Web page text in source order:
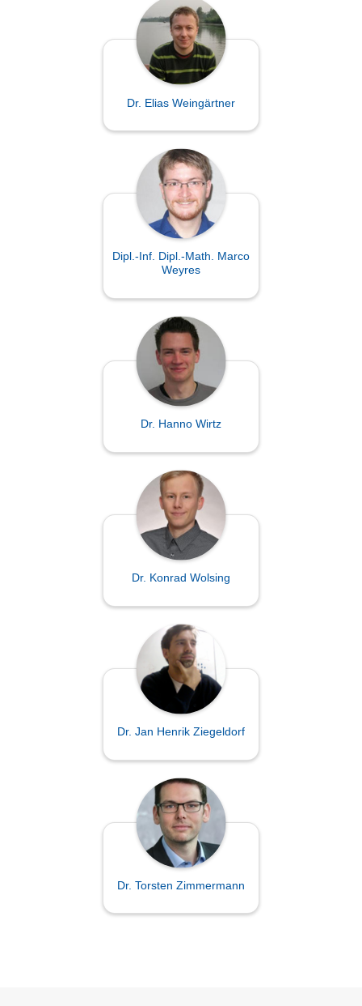
Dr. Elias Weingärtner
Dipl.-Inf. Dipl.-Math. Marco
Weyres
Dr. Hanno Wirtz
Dr. Konrad Wolsing
Dr. Jan Henrik Ziegeldorf
Dr. Torsten Zimmermann